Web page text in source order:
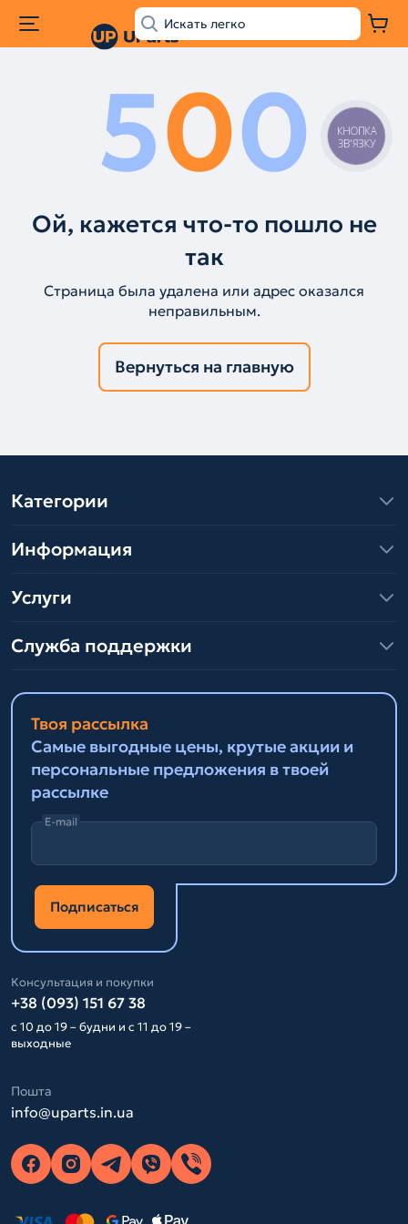
500
Ой, кажется что-то пошло не
так
Страница была удалена или адрес оказался
неправильным.
Вернуться на главную
Категории
Информация
Услуги
Служба поддержки
Твоя рассылка
Самые выгодные цены, крутые акции и
персональные предложения в твоей
рассылке
E-mail
Подписаться
Консультация и покупки
+38 (093) 151 67 38
с 10 до 19 – будни и с 11 до 19 –
выходные
Пошта
info@uparts.in.ua
КНОПКА
ЗВ'ЯЗКУ